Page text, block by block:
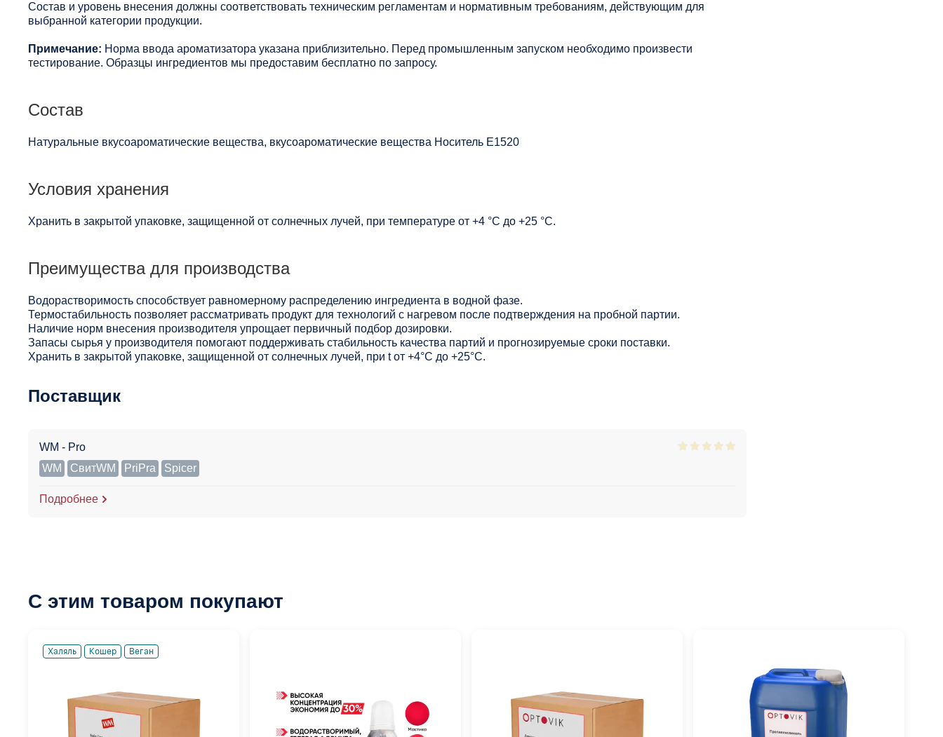
Состав и уровень внесения должны соответствовать техническим регламентам и нормативным требованиям, действующим для
выбранной категории продукции.
Примечание: Норма ввода ароматизатора указана приблизительно. Перед промышленным запуском необходимо произвести
тестирование. Образцы ингредиентов мы предоставим бесплатно по запросу.
Состав
Натуральные вкусоароматические вещества, вкусоароматические вещества Носитель Е1520
Условия хранения
Хранить в закрытой упаковке, защищенной от солнечных лучей, при температуре от +4 °C до +25 °C.
Преимущества для производства
Водорастворимость способствует равномерному распределению ингредиента в водной фазе.
Термостабильность позволяет рассматривать продукт для технологий с нагревом после подтверждения на пробной партии.
Наличие норм внесения производителя упрощает первичный подбор дозировки.
Запасы сырья у производителя помогают поддерживать стабильность качества партий и прогнозируемые сроки поставки.
Хранить в закрытой упаковке, защищенной от солнечных лучей, при t от +4°С до +25°С.
Поставщик
WM - Pro
WM
СвитWM PriPra Spicer
Подробнее
С этим товаром покупают
Халяль Кошер Веган